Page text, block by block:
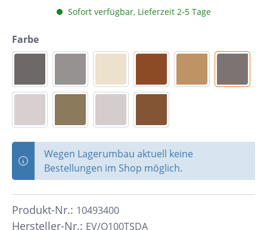
Sofort verfügbar, Lieferzeit 2-5 Tage
Farbe
Wegen Lagerumbau aktuell keine
Bestellungen im Shop möglich.
Hersteller-Nr.: EV/Q100TSDA
Produkt-Nr.: 10493400